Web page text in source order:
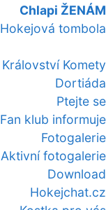
Chlapi ŽENÁM
Hokejová tombola
Království Komety
Dortiáda
Ptejte se
Fan klub informuje
Fotogalerie
Aktivní fotogalerie
Download
Hokejchat.cz